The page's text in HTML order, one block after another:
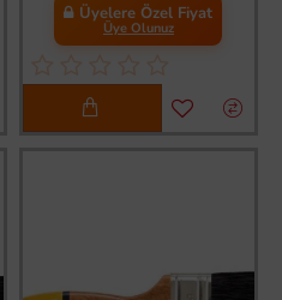
Üyelere Özel Fiyat
Üye Olunuz